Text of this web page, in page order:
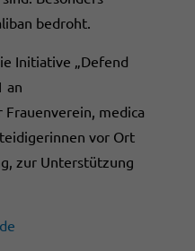
bedroht.
Initiative „Defend
an
medica
vor Ort
zur Unterstützung